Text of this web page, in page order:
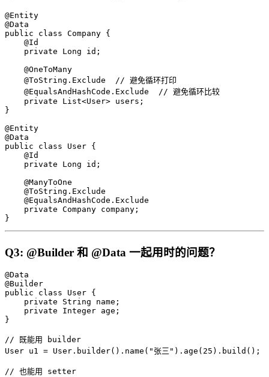
@Entity
@Data
public class Company {
@Id
private Long id;
@OneToMany
@ToString.Exclude  // 避免循环打印
@EqualsAndHashCode.Exclude  // 避免循环比较
private List<User> users;
}
@Entity
@Data
public class User {
@Id
private Long id;
@ManyToOne
@ToString.Exclude
@EqualsAndHashCode.Exclude
private Company company;
}
Q3: @Builder 和 @Data 一起用时的问题？
@Data
@Builder
public class User {
private String name;
private Integer age;
}
// 既能用 builder
User u1 = User.builder().name("张三").age(25).build();
// 也能用 setter